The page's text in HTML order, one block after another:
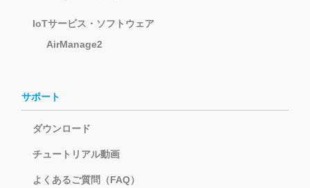
IoTサービス・ソフトウェア
AirManage2
サポート
ダウンロード
チュートリアル動画
よくあるご質問（FAQ）